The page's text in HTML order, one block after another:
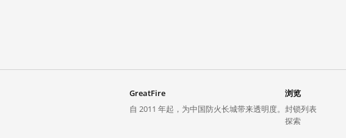
GreatFire
自 2011 年起，为中国防火长城带来透明度。
浏览
封锁列表
探索